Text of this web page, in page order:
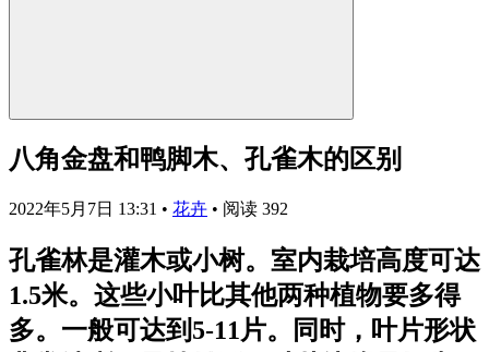
八角金盘和鸭脚木、孔雀木的区别
2022年5月7日 13:31 • 花卉 • 阅读 392
孔雀林是灌木或小树。室内栽培高度可达
1.5米。这些小叶比其他两种植物要多得
多。一般可达到5-11片。同时，叶片形状